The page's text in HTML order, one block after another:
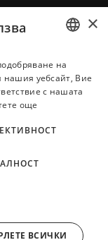
BULGARIAN
ENGLISH
×
на
нашия уебсайт, Вие
с нашата
още
ВСИЧКИ